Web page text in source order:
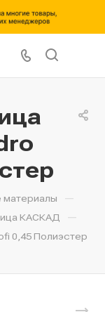
материалы —
КАСКАД —
0,45 Полиэстер